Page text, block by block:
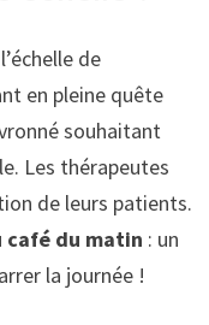
de
en pleine quête
souhaitant
Les thérapeutes
de leurs patients.
café du matin : un
la journée !